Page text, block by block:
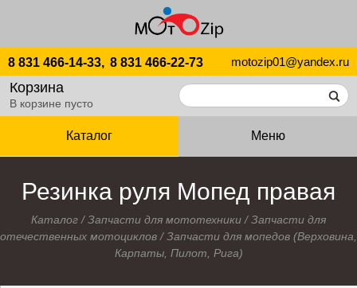
8 831 466-14-33, 8 831 466-22-73 motozip01@yandex.ru
Корзина
В корзине пусто
Каталог Меню
Резинка руля Мопед правая
Каталог /Запчасти для мототехники /Запчасти для
отечественных мотоциклов /Запчасти для мопедов (Верховина,
Карпаты, Пилот, Рига)